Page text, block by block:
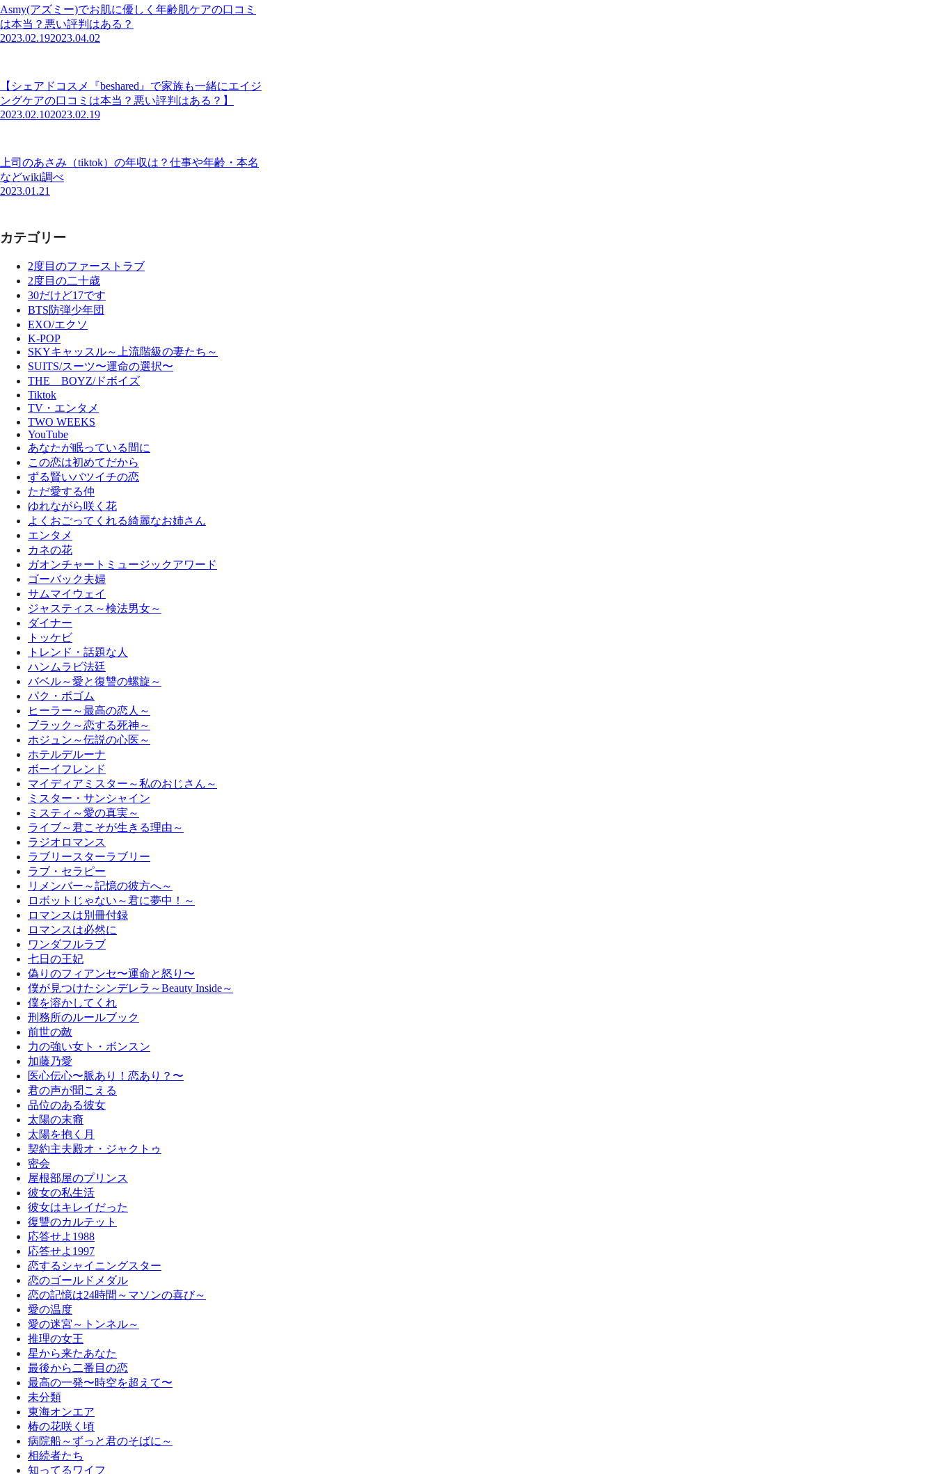
Asmy(アズミー)でお肌に優しく年齢肌ケアの口コミ
は本当？悪い評判はある？
2023.02.192023.04.02
【シェアドコスメ『beshared』で家族も一緒にエイジ
ングケアの口コミは本当？悪い評判はある？】
2023.02.102023.02.19
上司のあさみ（tiktok）の年収は？仕事や年齢・本名
などwiki調べ
2023.01.21
カテゴリー
2度目のファーストラブ
2度目の二十歳
30だけど17です
BTS防弾少年団
EXO/エクソ
K-POP
SKYキャッスル～上流階級の妻たち～
SUITS/スーツ〜運命の選択〜
THE BOYZ/ドボイズ
Tiktok
TV・エンタメ
TWO WEEKS
YouTube
あなたが眠っている間に
この恋は初めてだから
ずる賢いバツイチの恋
ただ愛する仲
ゆれながら咲く花
よくおごってくれる綺麗なお姉さん
エンタメ
カネの花
ガオンチャートミュージックアワード
ゴーバック夫婦
サムマイウェイ
ジャスティス～検法男女～
ダイナー
トッケビ
トレンド・話題な人
ハンムラビ法廷
バベル～愛と復讐の螺旋～
パク・ボゴム
ヒーラー～最高の恋人～
ブラック～恋する死神～
ホジュン～伝説の心医～
ホテルデルーナ
ボーイフレンド
マイディアミスター～私のおじさん～
ミスター・サンシャイン
ミスティ～愛の真実～
ライブ～君こそが生きる理由～
ラジオロマンス
ラブリースターラブリー
ラブ・セラピー
リメンバー～記憶の彼方へ～
ロボットじゃない～君に夢中！～
ロマンスは別冊付録
ロマンスは必然に
ワンダフルラブ
七日の王妃
偽りのフィアンセ〜運命と怒り〜
僕が見つけたシンデレラ～Beauty Inside～
僕を溶かしてくれ
刑務所のルールブック
前世の敵
力の強い女ト・ボンスン
加藤乃愛
医心伝心〜脈あり！恋あり？〜
君の声が聞こえる
品位のある彼女
太陽の末裔
太陽を抱く月
契約主夫殿オ・ジャクトゥ
密会
屋根部屋のプリンス
彼女の私生活
彼女はキレイだった
復讐のカルテット
応答せよ1988
応答せよ1997
恋するシャイニングスター
恋のゴールドメダル
恋の記憶は24時間～マソンの喜び～
愛の温度
愛の迷宮～トンネル～
推理の女王
星から来たあなた
最後から二番目の恋
最高の一発〜時空を超えて〜
未分類
東海オンエア
椿の花咲く頃
病院船～ずっと君のそばに～
相続者たち
知ってるワイフ